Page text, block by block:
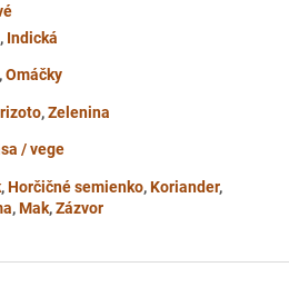
, Indická
,Omáčky
,Zelenina
/ vege
,Horčičné semienko,Koriander,
,Mak,Zázvor